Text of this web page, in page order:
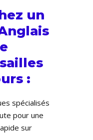
un
:
spécialisés
pour une
sur